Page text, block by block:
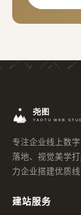
专注企业线上数
落地、视觉美学
力企业搭建优质线
建站服务